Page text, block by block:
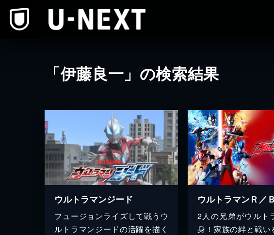
「伊藤良一」の検索結果
ウルトラマンジード
フュージョンライズして戦うウ
ルトラマンジードの活躍を描く
ウルトラマンＲ／
2人の兄弟がウルト
身！家族の絆と戦い